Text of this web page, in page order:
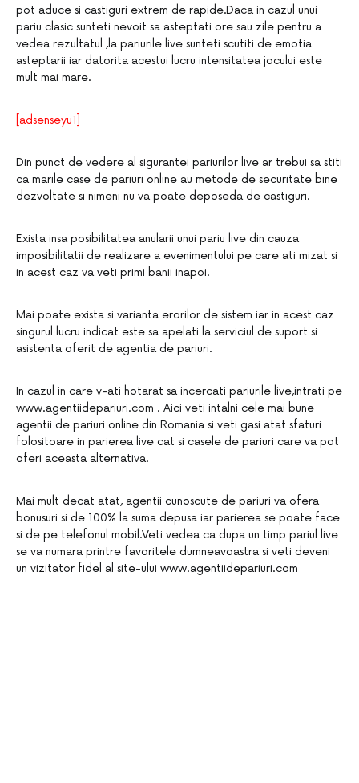
pot aduce si castiguri extrem de rapide.Daca in cazul unui
pariu clasic sunteti nevoit sa asteptati ore sau zile pentru a
vedea rezultatul ,la pariurile live sunteti scutiti de emotia
asteptarii iar datorita acestui lucru intensitatea jocului este
mult mai mare.
[adsenseyu1]
Din punct de vedere al sigurantei pariurilor live ar trebui sa stiti
ca marile case de pariuri online au metode de securitate bine
dezvoltate si nimeni nu va poate deposeda de castiguri.
Exista insa posibilitatea anularii unui pariu live din cauza
imposibilitatii de realizare a evenimentului pe care ati mizat si
in acest caz va veti primi banii inapoi.
Mai poate exista si varianta erorilor de sistem iar in acest caz
singurul lucru indicat este sa apelati la serviciul de suport si
asistenta oferit de agentia de pariuri.
In cazul in care v-ati hotarat sa incercati pariurile live,intrati pe
www.agentiidepariuri.com . Aici veti intalni cele mai bune
agentii de pariuri online din Romania si veti gasi atat sfaturi
folositoare in parierea live cat si casele de pariuri care va pot
oferi aceasta alternativa.
Mai mult decat atat, agentii cunoscute de pariuri va ofera
bonusuri si de 100% la suma depusa iar parierea se poate face
si de pe telefonul mobil.Veti vedea ca dupa un timp pariul live
se va numara printre favoritele dumneavoastra si veti deveni
un vizitator fidel al site-ului www.agentiidepariuri.com